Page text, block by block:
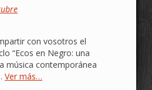
con vosotros el
“Ecos en Negro: una
música contemporánea
Ver más…